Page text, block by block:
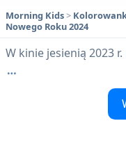
Morning Kids>
Nowego Roku 2024
W kinie jesienią 2023
…